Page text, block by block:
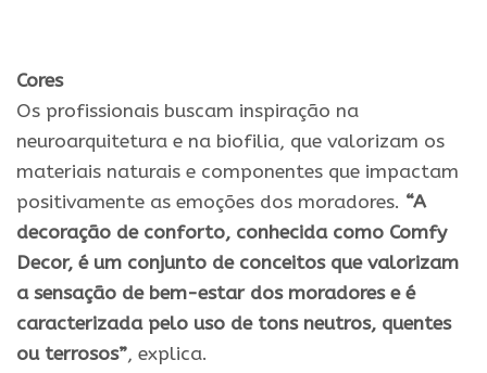
Cores
Os profissionais buscam inspiração na
neuroarquitetura e na biofilia, que valorizam os
materiais naturais e componentes que impactam
positivamente as emoções dos moradores. “A
decoração de conforto, conhecida como Comfy
Decor, é um conjunto de conceitos que valorizam
a sensação de bem-estar dos moradores e é
caracterizada pelo uso de tons neutros, quentes
ou terrosos”, explica.